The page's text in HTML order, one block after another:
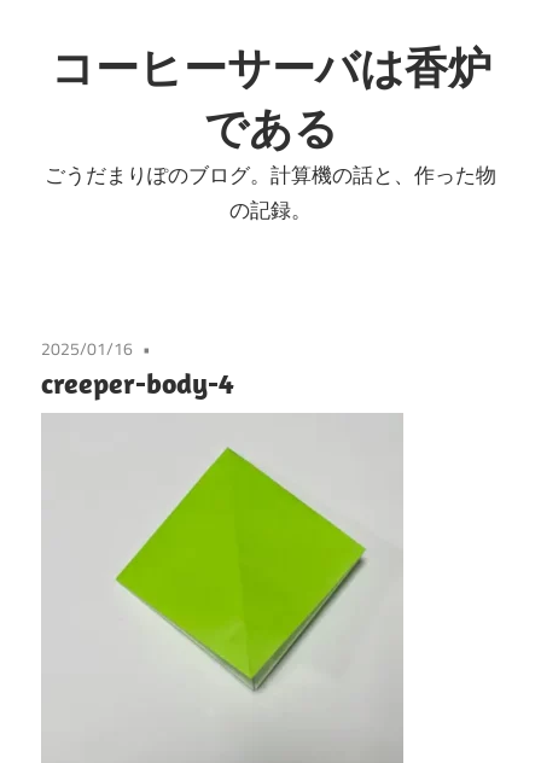
ン
テ
へ
コーヒーサーバは香炉
である
ごうだまりぽのブログ。計算機の話と、作った物
の記録。
2025/01/16
creeper-body-4